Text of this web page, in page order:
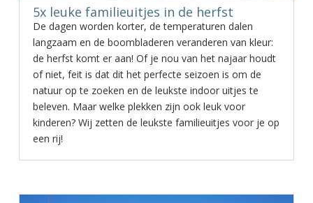
5x leuke familieuitjes in de herfst
De dagen worden korter, de temperaturen dalen
langzaam en de boombladeren veranderen van kleur:
de herfst komt er aan! Of je nou van het najaar houdt
of niet, feit is dat dit het perfecte seizoen is om de
natuur op te zoeken en de leukste indoor uitjes te
beleven. Maar welke plekken zijn ook leuk voor
kinderen? Wij zetten de leukste familieuitjes voor je op
een rij!